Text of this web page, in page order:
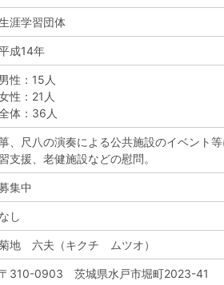
涯学習団体
成14年
男性：15人
性：21人
体：36人
、尺八の演奏による公共施設のイベント
習支援、老健施設などの慰問。
集中
なし
地 六夫（キクチ ムツオ）
〒310-0903 茨城県水戸市堀町2023-41